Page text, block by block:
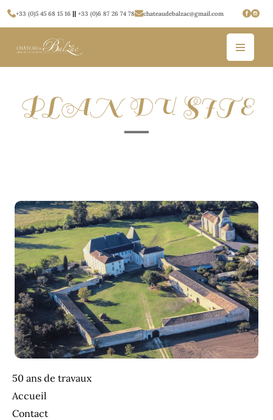
+33 (0)5 45 68 15 16 ||+33 (0)6 87 26 74 78 chateaudebalzac@gmail.com
PLAN DU SITE
50 ans de travaux
Accueil
Contact